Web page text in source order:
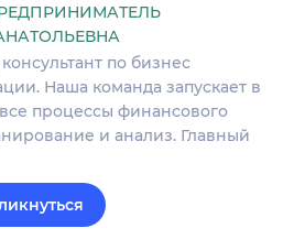
по бизнес
Наша команда запускает в
процессы финансового
и анализ. Главный